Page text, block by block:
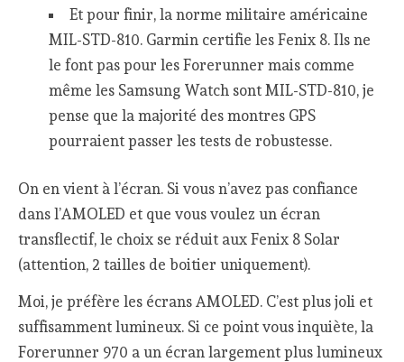
Et pour finir, la norme militaire américaine
MIL-STD-810. Garmin certifie les Fenix 8. Ils ne
le font pas pour les Forerunner mais comme
même les Samsung Watch sont MIL-STD-810, je
pense que la majorité des montres GPS
pourraient passer les tests de robustesse.
On en vient à l’écran. Si vous n’avez pas confiance
dans l’AMOLED et que vous voulez un écran
transflectif, le choix se réduit aux Fenix 8 Solar
(attention, 2 tailles de boitier uniquement).
Moi, je préfère les écrans AMOLED. C’est plus joli et
suffisamment lumineux. Si ce point vous inquiète, la
Forerunner 970 a un écran largement plus lumineux